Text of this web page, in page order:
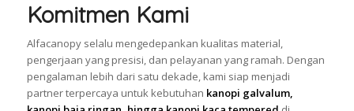
Komitmen Kami
Alfacanopy selalu mengedepankan kualitas material,
pengerjaan yang presisi, dan pelayanan yang ramah. Dengan
pengalaman lebih dari satu dekade, kami siap menjadi
partner terpercaya untuk kebutuhan kanopi galvalum,